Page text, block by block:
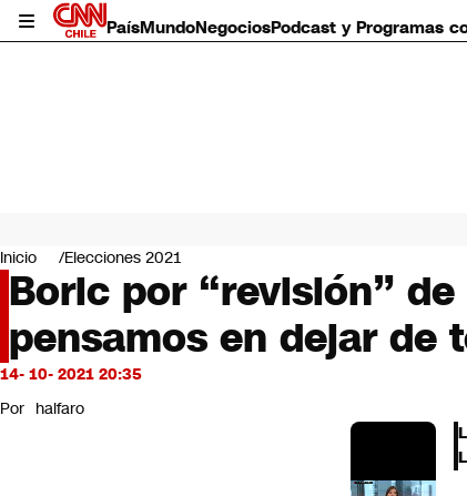
PaísMundoNegociosPodcast y Programas
Mundo
Negocios
Deportes
Programas completos
Cultura
Servicios
Bits
CNN Data
Inicio Elecciones 2021
Boric por “revisión”
pensamos en dejar de
14- 10- 2021 20:35
Por halfaro